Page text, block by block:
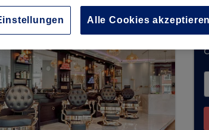
Alle Cookies akzeptieren